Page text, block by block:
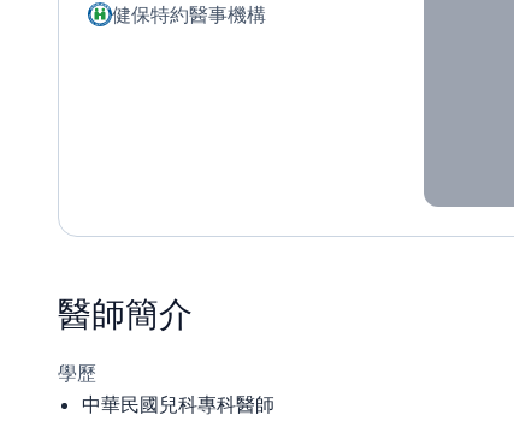
健保特約醫事機構
醫師簡介
學歷
中華民國兒科專科醫師